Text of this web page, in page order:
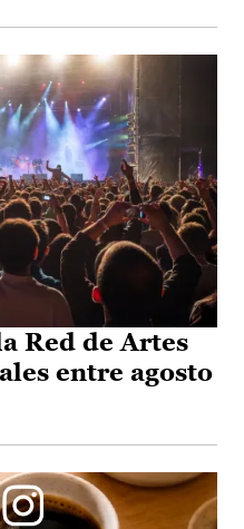
Red de Artes
entre agosto